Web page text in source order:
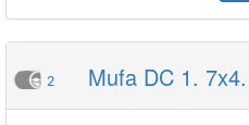
2 Mufa DC 1.